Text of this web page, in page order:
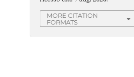
MORE CITATION
FORMATS